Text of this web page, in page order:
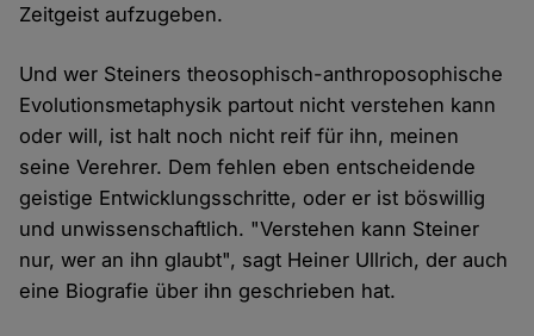
Zeitgeist aufzugeben.
Und wer Steiners theosophisch-anthroposophische
Evolutionsmetaphysik partout nicht verstehen kann
oder will, ist halt noch nicht reif für ihn, meinen
seine Verehrer. Dem fehlen eben entscheidende
geistige Entwicklungsschritte, oder er ist böswillig
und unwissenschaftlich. "Verstehen kann Steiner
nur, wer an ihn glaubt", sagt Heiner Ullrich, der auch
eine Biografie über ihn geschrieben hat.